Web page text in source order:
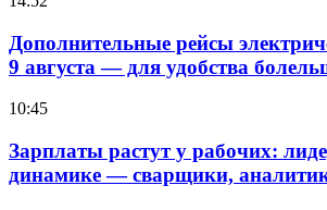
Дополнительные рейсы
9 августа — для удобства
10:45
Зарплаты растут у рабочих:
динамике — сварщики,